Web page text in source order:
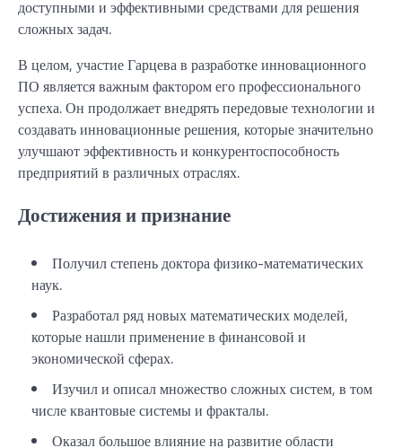
доступными и эффективными средствами для решения
сложных задач.
В целом, участие Гарцева в разработке инновационного
ПО является важным фактором его профессионального
успеха. Он продолжает внедрять передовые технологии и
создавать инновационные решения, которые значительно
улучшают эффективность и конкурентоспособность
предприятий в различных отраслях.
Достижения и признание
Получил степень доктора физико-математических
наук.
Разработал ряд новых математических моделей,
которые нашли применение в финансовой и
экономической сферах.
Изучил и описал множество сложных систем, в том
числе квантовые системы и фракталы.
Оказал большое влияние на развитие области